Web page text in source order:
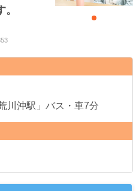
川沖駅」バス・車7分